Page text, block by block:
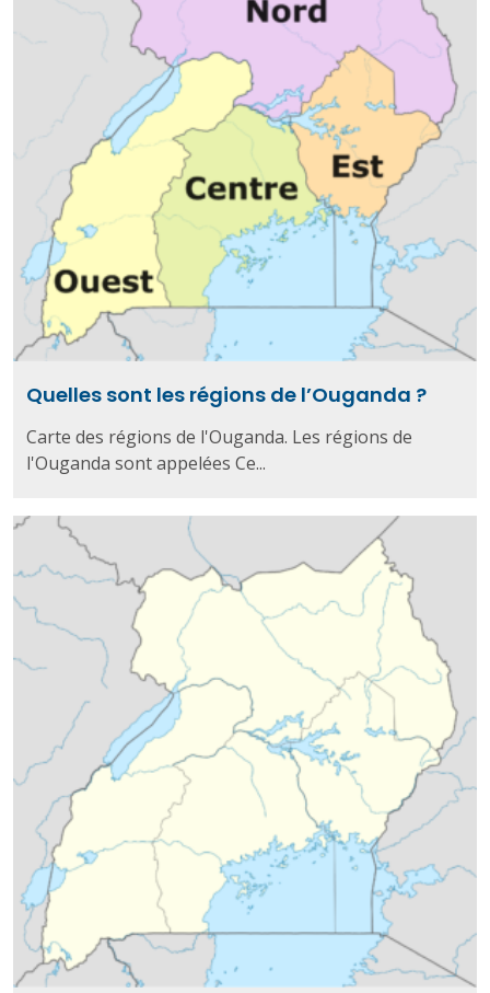
Quelles sont les régions de l’Ouganda ?
Carte des régions de l'Ouganda. Les régions de
l'Ouganda sont appelées Ce...